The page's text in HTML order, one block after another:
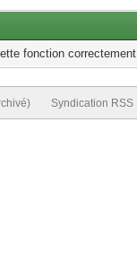
fonction
Syndication RSS